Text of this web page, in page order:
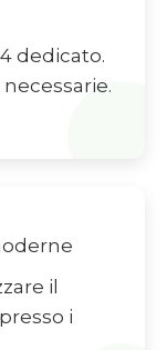
dedicato.
il
i